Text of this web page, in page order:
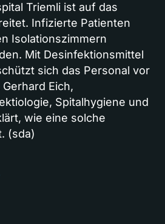
Triemli ist auf das
Infizierte Patienten
Isolationszimmern
Mit Desinfektionsmittel
sich das Personal vor
Eich,
Spitalhygiene und
wie eine solche
(sda)